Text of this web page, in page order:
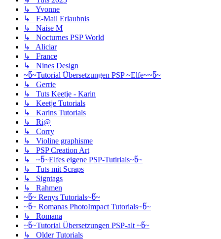
↳ Yvonne
↳ E-Mail Erlaubnis
↳ Naise M
↳ Nocturnes PSP World
↳ Aliciar
↳ France
↳ Nines Design
~წ~Tutorial Übersetzungen PSP ~Elfe~~წ~
↳ Gerrie
↳ Tuts Keetje - Karin
↳ Keetje Tutorials
↳ Karins Tutorials
↳ Ri@
↳ Corry
↳ Violine graphisme
↳ PSP Creation Art
↳ ~წ~Elfes eigene PSP-Tutirials~წ~
↳ Tuts mit Scraps
↳ Signtags
↳ Rahmen
~წ~ Renys Tutorials~წ~
~წ~ Romanas PhotoImpact Tutorials~წ~
↳ Romana
~წ~Tutorial Übersetzungen PSP-alt ~წ~
↳ Older Tutorials